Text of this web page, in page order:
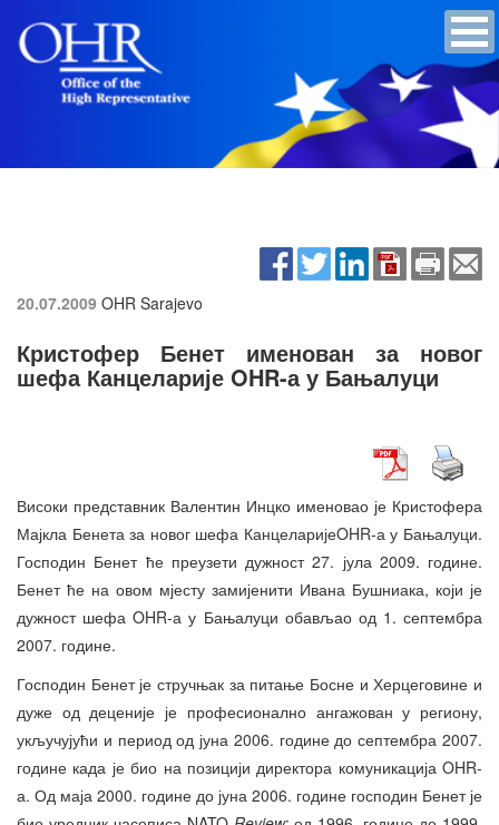
20.07.2009 OHR Sarajevo
Кристофер Бенет именован за новог
шефа Канцеларије OHR-а у Бањалуци
Високи представник Валентин Инцко именовао је Кристофера
Мајкла Бенета за новог шефа КанцеларијеOHR-а у Бањалуци.
Господин Бенет ће преузети дужност 27. јула 2009. године.
Бенет ће на овом мјесту замијенити Ивана Бушниака, који је
дужност шефа OHR-а у Бањалуци обављао од 1. септембра
2007. године.
Господин Бенет је стручњак за питање Босне и Херцеговине и
дуже од деценије је професионално ангажован у региону,
укључујући и период од јуна 2006. године до септембра 2007.
године када је био на позицији директора комуникација OHR-
а. Од маја 2000. године до јуна 2006. године господин Бенет је